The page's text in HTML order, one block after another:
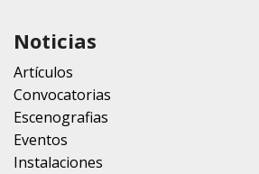
Noticias
Artículos
Convocatorias
Escenografias
Eventos
Instalaciones